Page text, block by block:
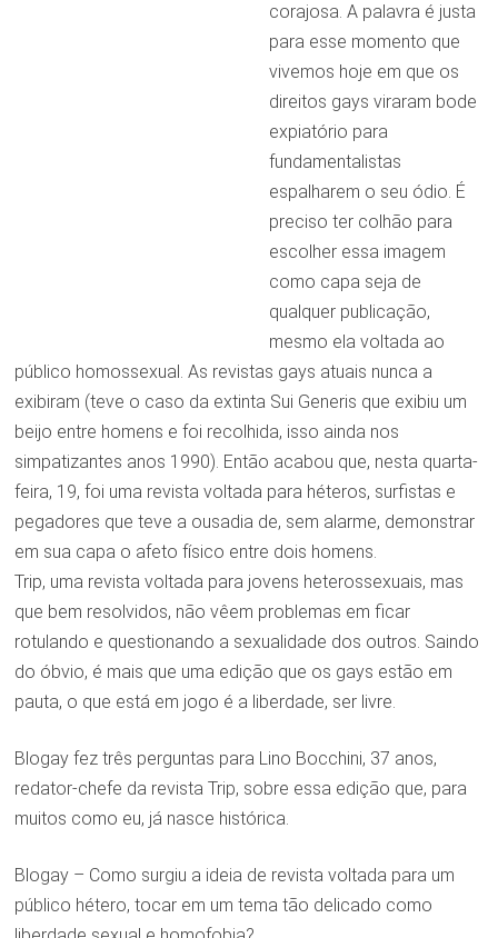
corajosa. A palavra é justa
para esse momento que
vivemos hoje em que os
direitos gays viraram bode
expiatório para
fundamentalistas
espalharem o seu ódio. É
preciso ter colhão para
escolher essa imagem
como capa seja de
qualquer publicação,
mesmo ela voltada ao
público homossexual. As revistas gays atuais nunca a
exibiram (teve o caso da extinta Sui Generis que exibiu um
beijo entre homens e foi recolhida, isso ainda nos
simpatizantes anos 1990). Então acabou que, nesta quarta-
feira, 19, foi uma revista voltada para héteros, surfistas e
pegadores que teve a ousadia de, sem alarme, demonstrar
em sua capa o afeto físico entre dois homens.
Trip, uma revista voltada para jovens heterossexuais, mas
que bem resolvidos, não vêem problemas em ficar
rotulando e questionando a sexualidade dos outros. Saindo
do óbvio, é mais que uma edição que os gays estão em
pauta, o que está em jogo é a liberdade, ser livre.
Blogay fez três perguntas para Lino Bocchini, 37 anos,
redator-chefe da revista Trip, sobre essa edição que, para
muitos como eu, já nasce histórica.
Blogay – Como surgiu a ideia de revista voltada para um
público hétero, tocar em um tema tão delicado como